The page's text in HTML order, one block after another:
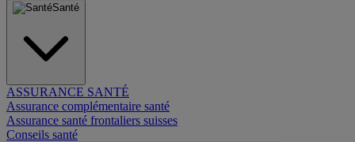
Santé
ASSURANCE SANTÉ
Assurance complémentaire santé
Assurance santé frontaliers suisses
Conseils santé